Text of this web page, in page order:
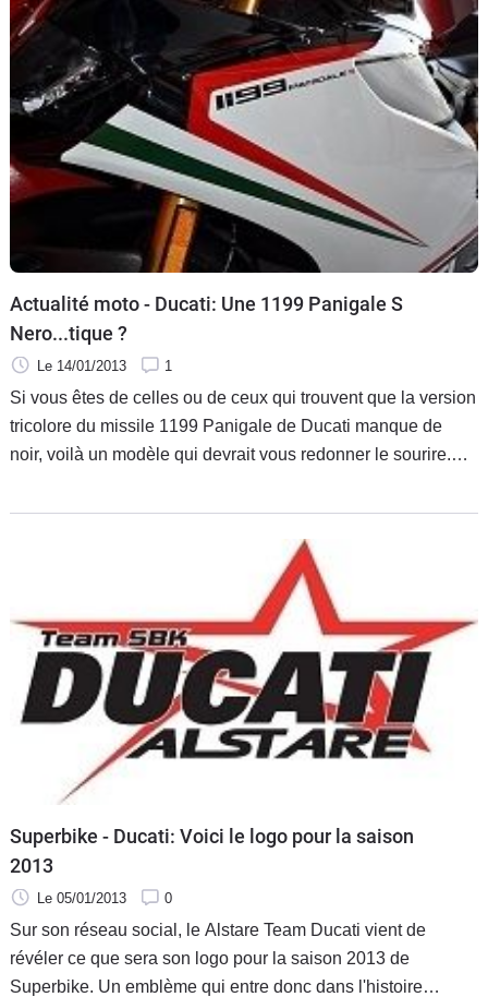
Actualité moto - Ducati: Une 1199 Panigale S
Nero...tique ?
Le 14/01/2013 1
Si vous êtes de celles ou de ceux qui trouvent que la version
tricolore du missile 1199 Panigale de Ducati manque de
noir, voilà un modèle qui devrait vous redonner le sourire.
concessions vouées au culte du twin de Bologne.
Superbike - Ducati: Voici le logo pour la saison
2013
Le 05/01/2013 0
Sur son réseau social, le Alstare Team Ducati vient de
révéler ce que sera son logo pour la saison 2013 de
Superbike. Un emblème qui entre donc dans l'histoire